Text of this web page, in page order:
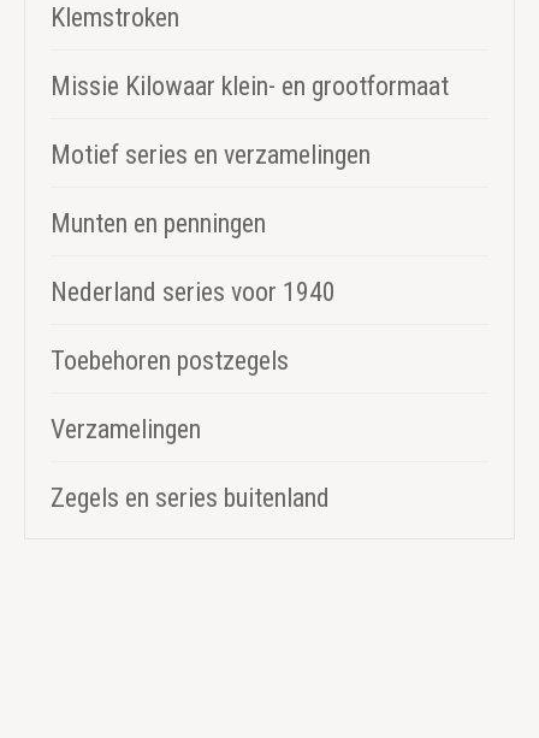
Klemstroken
Missie Kilowaar klein- en grootformaat
Motief series en verzamelingen
Munten en penningen
Nederland series voor 1940
Toebehoren postzegels
Verzamelingen
Zegels en series buitenland